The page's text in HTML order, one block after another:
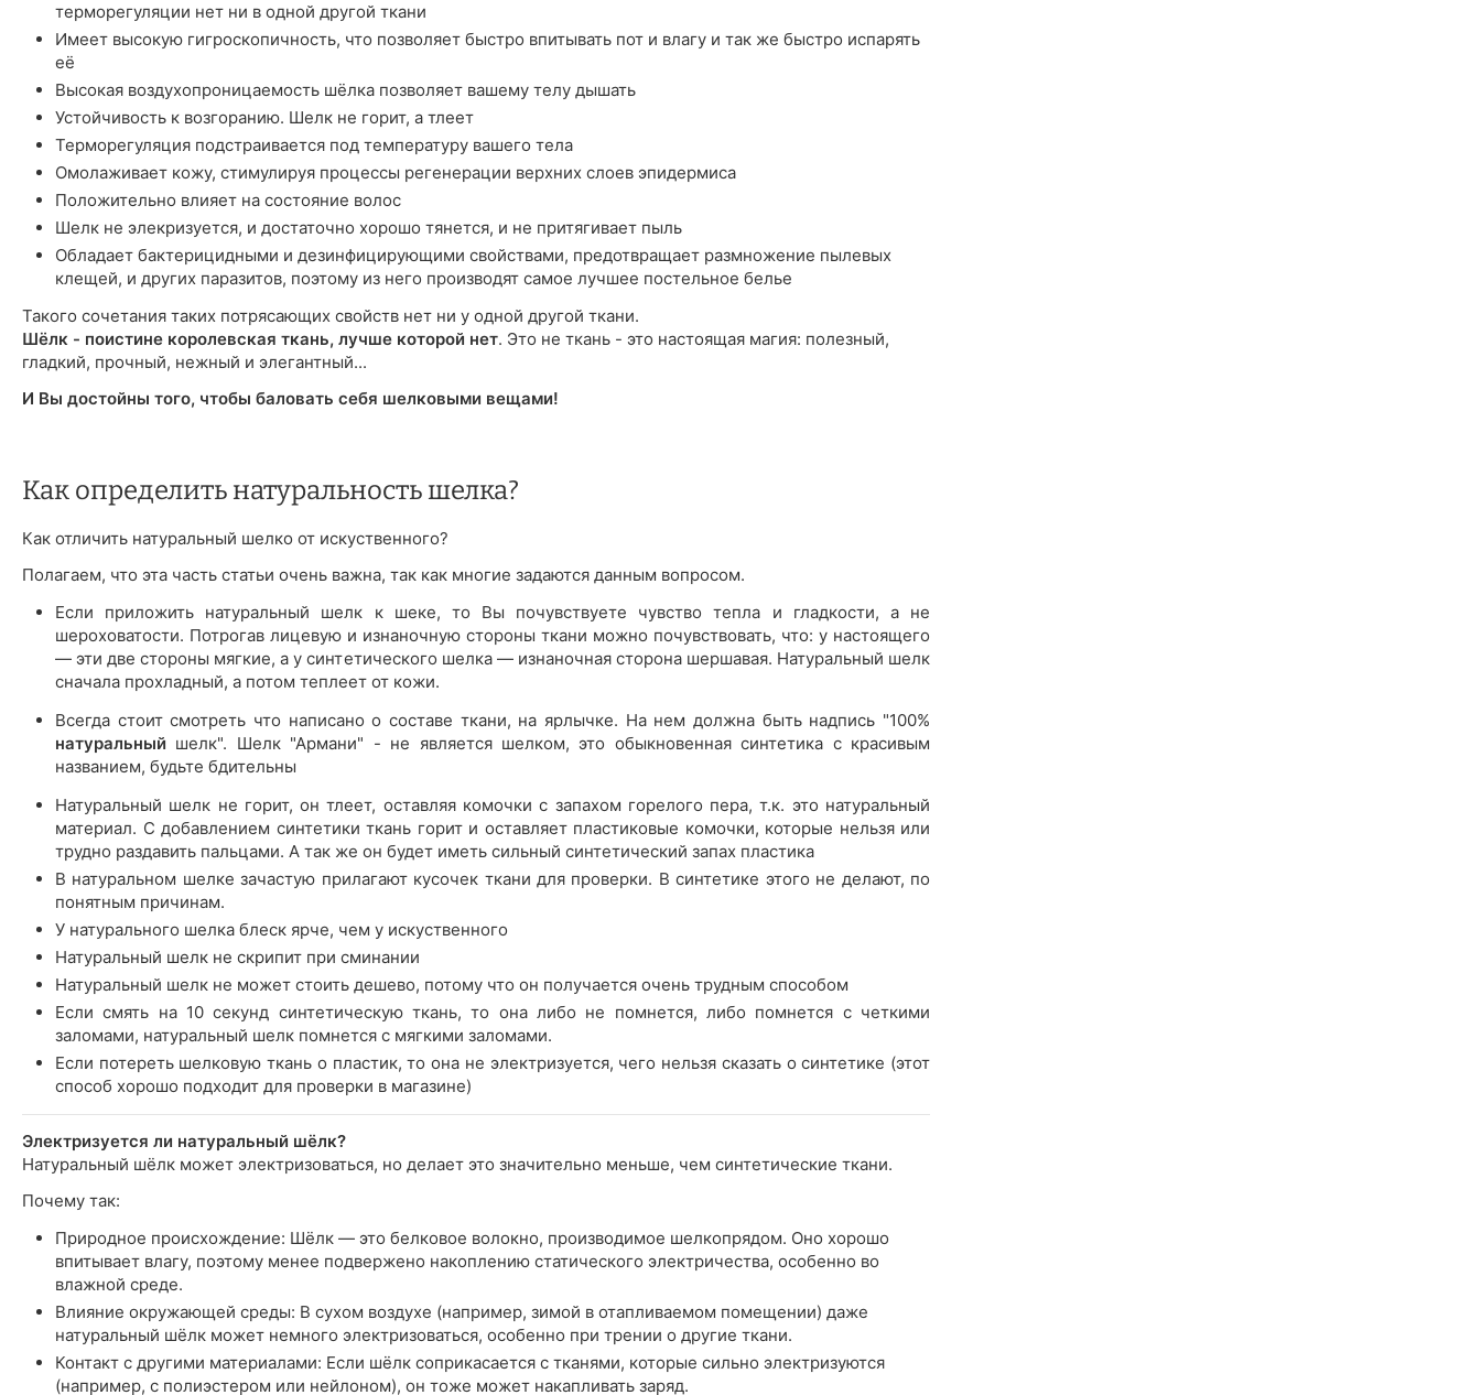
терморегуляции нет ни в одной другой ткани
Имеет высокую гигроскопичность, что позволяет быстро впитывать пот и влагу и так же быстро испарять
её
Высокая воздухопроницаемость шёлка позволяет вашему телу дышать
Устойчивость к возгоранию. Шелк не горит, а тлеет
Терморегуляция подстраивается под температуру вашего тела
Омолаживает кожу, стимулируя процессы регенерации верхних слоев эпидермиса
Положительно влияет на состояние волос
Шелк не элекризуется, и достаточно хорошо тянется, и не притягивает пыль
Обладает бактерицидными и дезинфицирующими свойствами, предотвращает размножение пылевых
клещей, и других паразитов, поэтому из него производят самое лучшее постельное белье
Такого сочетания таких потрясающих свойств нет ни у одной другой ткани.
Шёлк - поистине королевская ткань, лучше которой нет. Это не ткань - это настоящая магия: полезный,
гладкий, прочный, нежный и элегантный...
И Вы достойны того, чтобы баловать себя шелковыми вещами!
Как определить натуральность шелка?
Как отличить натуральный шелко от искуственного?
Полагаем, что эта часть статьи очень важна, так как многие задаются данным вопросом.
Если приложить натуральный шелк к шеке, то Вы почувствуете чувство тепла и гладкости, а не
шероховатости. Потрогав лицевую и изнаночную стороны ткани можно почувствовать, что: у настоящего
— эти две стороны мягкие, а у синтетического шелка — изнаночная сторона шершавая. Натуральный шелк
сначала прохладный, а потом теплеет от кожи.
Всегда стоит смотреть что написано о составе ткани, на ярлычке. На нем должна быть надпись "100%
натуральный шелк". Шелк "Армани" - не является шелком, это обыкновенная синтетика с красивым
названием, будьте бдительны
Натуральный шелк не горит, он тлеет, оставляя комочки с запахом горелого пера, т.к. это натуральный
материал. С добавлением синтетики ткань горит и оставляет пластиковые комочки, которые нельзя или
трудно раздавить пальцами. А так же он будет иметь сильный синтетический запах пластика
В натуральном шелке зачастую прилагают кусочек ткани для проверки. В синтетике этого не делают, по
понятным причинам.
У натурального шелка блеск ярче, чем у искуственного
Натуральный шелк не скрипит при сминании
Натуральный шелк не может стоить дешево, потому что он получается очень трудным способом
Если смять на 10 секунд синтетическую ткань, то она либо не помнется, либо помнется с четкими
заломами, натуральный шелк помнется с мягкими заломами.
Если потереть шелковую ткань о пластик, то она не электризуется, чего нельзя сказать о синтетике (этот
способ хорошо подходит для проверки в магазине)
Электризуется ли натуральный шёлк?
Натуральный шёлк может электризоваться, но делает это значительно меньше, чем синтетические ткани.
Почему так:
Природное происхождение: Шёлк — это белковое волокно, производимое шелкопрядом. Оно хорошо
впитывает влагу, поэтому менее подвержено накоплению статического электричества, особенно во
влажной среде.
Влияние окружающей среды: В сухом воздухе (например, зимой в отапливаемом помещении) даже
натуральный шёлк может немного электризоваться, особенно при трении о другие ткани.
Контакт с другими материалами: Если шёлк соприкасается с тканями, которые сильно электризуются
(например, с полиэстером или нейлоном), он тоже может накапливать заряд.